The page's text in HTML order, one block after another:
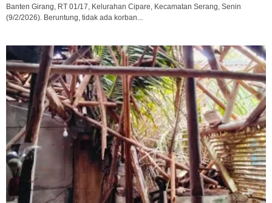
Banten Girang, RT 01/17, Kelurahan Cipare, Kecamatan Serang, Senin
(9/2/2026). Beruntung, tidak ada korban...